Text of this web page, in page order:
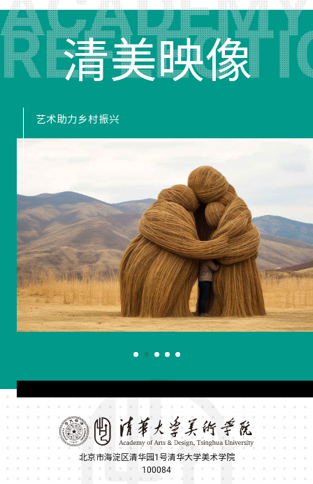
清美映像
艺术助力乡村振兴
北京市海淀区清华园1号清华大学美术学院
100084